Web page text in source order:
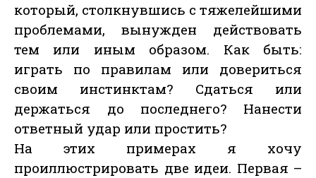
который, столкнувшись с тяжелейшими
проблемами, вынужден действовать
тем или иным образом. Как быть:
играть по правилам или довериться
своим инстинктам? Сдаться или
держаться до последнего? Нанести
ответный удар или простить?
На этих примерах я хочу
проиллюстрировать две идеи. Первая –